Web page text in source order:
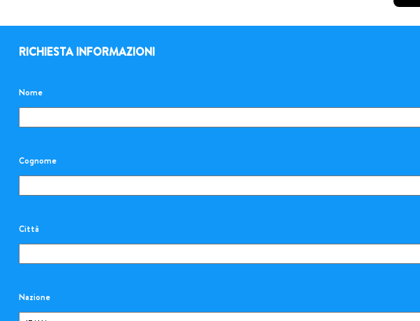
RICHIESTA INFORMAZIONI
Nome
Cognome
Città
Nazione